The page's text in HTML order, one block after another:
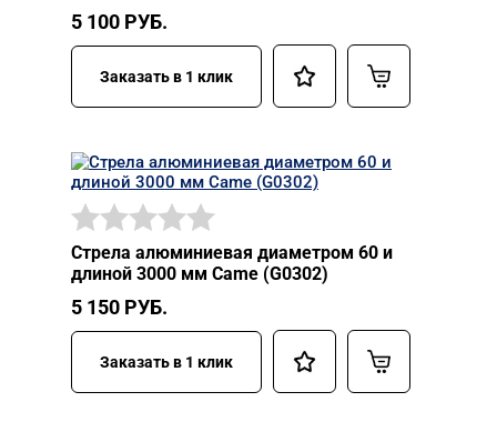
5 100 РУБ.
Заказать в 1 клик
Стрела алюминиевая диаметром 60 и
длиной 3000 мм Came (G0302)
5 150 РУБ.
Заказать в 1 клик